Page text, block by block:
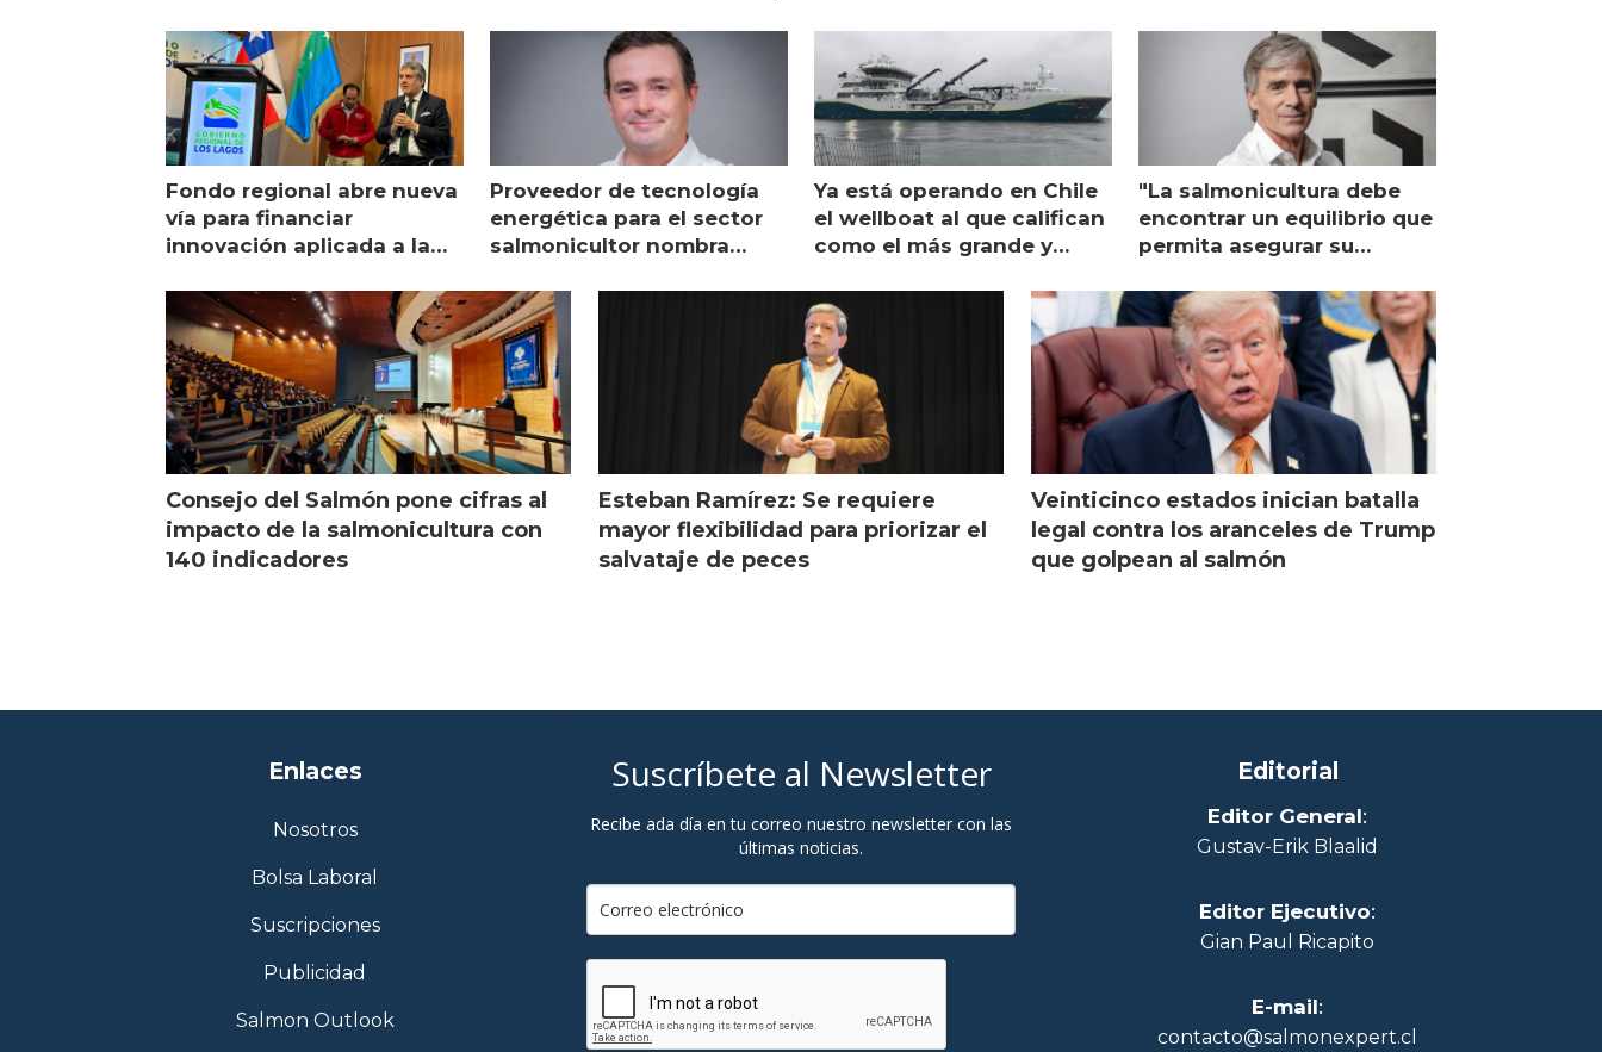
Fondo regional abre nueva
vía para financiar
innovación aplicada a la
Proveedor de tecnología
energética para el sector
salmonicultor nombra
Ya está operando en Chile
el wellboat al que califican
como el más grande y
"La salmonicultura debe
encontrar un equilibrio que
permita asegurar su
Consejo del Salmón pone cifras al
impacto de la salmonicultura con
140 indicadores
Esteban Ramírez: Se requiere
mayor flexibilidad para priorizar el
salvataje de peces
Veinticinco estados inician batalla
legal contra los aranceles de Trump
que golpean al salmón
Enlaces
Nosotros
Bolsa Laboral
Suscripciones
Publicidad
Salmon Outlook
Suscríbete al Newsletter
Recibe ada día en tu correo nuestro newsletter con las
últimas noticias.
Editorial
Editor General:
Gustav-Erik Blaalid
Editor Ejecutivo:
Gian Paul Ricapito
E-mail:
contacto@salmonexpert.cl